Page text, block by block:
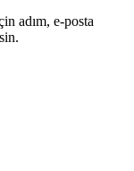
adım, e-posta